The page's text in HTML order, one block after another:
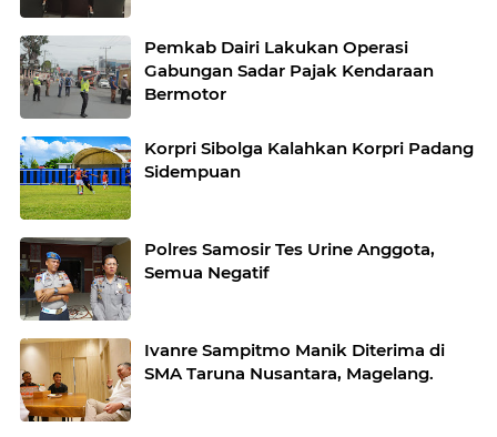
Pemkab Dairi Lakukan Operasi
Gabungan Sadar Pajak Kendaraan
Bermotor
Korpri Sibolga Kalahkan Korpri Padang
Sidempuan
Polres Samosir Tes Urine Anggota,
Semua Negatif
Ivanre Sampitmo Manik Diterima di
SMA Taruna Nusantara, Magelang.